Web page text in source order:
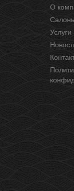
О
Услуги
Политика